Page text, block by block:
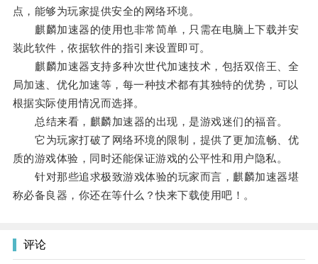
点，能够为玩家提供安全的网络环境。
麒麟加速器的使用也非常简单，只需在电脑上下载并安
装此软件，依据软件的指引来设置即可。
麒麟加速器支持多种次世代加速技术，包括双倍王、全
局加速、优化加速等，每一种技术都有其独特的优势，可以
根据实际使用情况而选择。
总结来看，麒麟加速器的出现，是游戏迷们的福音。
它为玩家打破了网络环境的限制，提供了更加流畅、优
质的游戏体验，同时还能保证游戏的公平性和用户隐私。
针对那些追求极致游戏体验的玩家而言，麒麟加速器堪
称必备良器，你还在等什么？快来下载使用吧！。
评论